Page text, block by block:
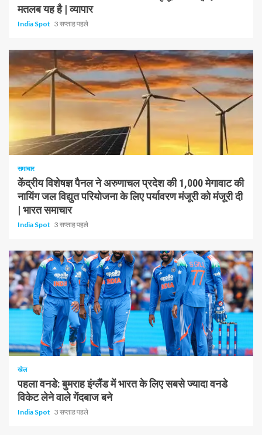
मतलब यह है | व्यापार
India Spot 3 सप्ताह पहले
1 न्यूनतम पढ़ा
समाचार
केंद्रीय विशेषज्ञ पैनल ने अरुणाचल प्रदेश की 1,000 मेगावाट की
नायिंग जल विद्युत परियोजना के लिए पर्यावरण मंजूरी को मंजूरी दी
| भारत समाचार
India Spot 3 सप्ताह पहले
1 न्यूनतम पढ़ा
खेल
पहला वनडे: बुमराह इंग्लैंड में भारत के लिए सबसे ज्यादा वनडे
विकेट लेने वाले गेंदबाज बने
India Spot 3 सप्ताह पहले